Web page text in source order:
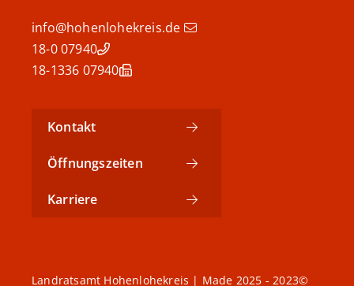
info@hohenlohekreis.de
07940 18-0
07940 18-1336
Kontakt
Öffnungszeiten
Karriere
©2023 - 2025 Landratsamt Hohenlohekreis | Made